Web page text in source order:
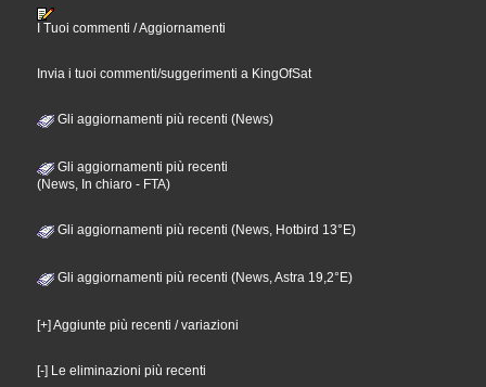
I Tuoi commenti / Aggiornamenti
Invia i tuoi commenti/suggerimenti a KingOfSat
Gli aggiornamenti più recenti (News)
Gli aggiornamenti più recenti
(News, In chiaro - FTA)
Gli aggiornamenti più recenti (News, Hotbird 13°E)
Gli aggiornamenti più recenti (News, Astra 19,2°E)
[+] Aggiunte più recenti / variazioni
[-] Le eliminazioni più recenti